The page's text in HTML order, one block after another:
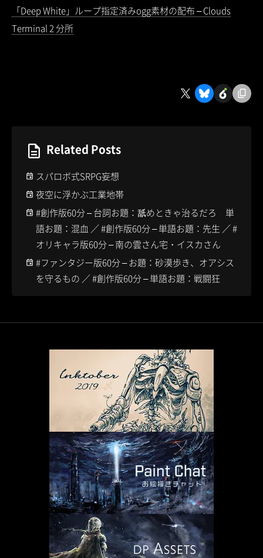
「Deep White」ループ指定済みogg素材の配布 – Clouds
Terminal 2 分所
Related Posts
スパロボ式SRPG妄想
夜空に浮かぶ工業地帯
#創作版60分 – 台詞お題：舐めときゃ治るだろ 単
語お題：混血 ／ #創作版60分 – 単語お題：先生 ／ #
オリキャラ版60分 – 南の雲さん宅・イスカさん
#ファンタジー版60分 – お題：砂漠歩き、オアシス
を守るもの ／ #創作版60分 – 単語お題：戦闘狂